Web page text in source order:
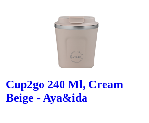
Cup2go 240 Ml, Cream
Beige - Aya&ida